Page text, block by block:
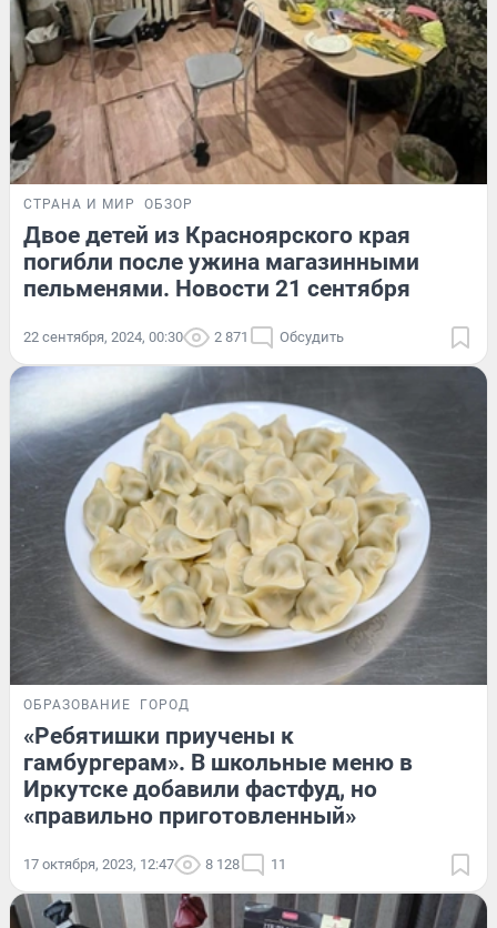
СТРАНА И МИР ОБЗОР
Двое детей из Красноярского края
погибли после ужина магазинными
пельменями. Новости 21 сентября
22 сентября, 2024, 00:30 2 871 Обсудить
ОБРАЗОВАНИЕ ГОРОД
«Ребятишки приучены к
гамбургерам». В школьные меню в
Иркутске добавили фастфуд, но
«правильно приготовленный»
17 октября, 2023, 12:47 8 128 11